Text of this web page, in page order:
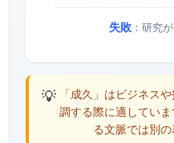
失敗：研究
💡 「成久」はビジネス
調する際に適してい
る文脈では別の